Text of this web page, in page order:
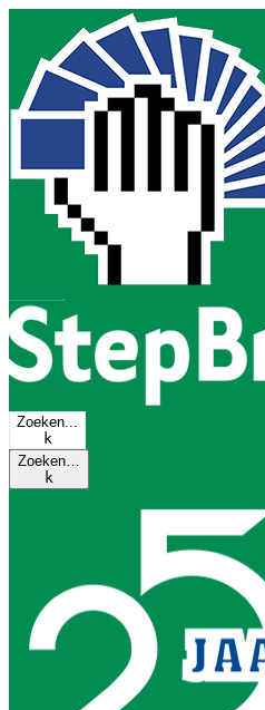
Zoeken...
k
Zoeken…
k